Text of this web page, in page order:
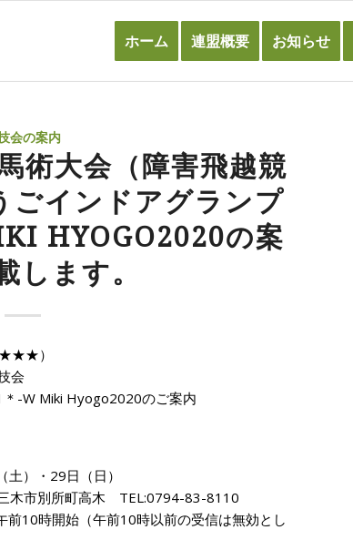
ホーム 連盟概要 お知らせ
会の案内
術大会（障害飛越競
ごインドアグランプ
HYOGO2020の案
します。
）
会
-W Miki Hyogo2020のご案内
）・29日（日）
木市別所町高木 TEL:0794-83-8110
10時開始（午前10時以前の受信は無効とし